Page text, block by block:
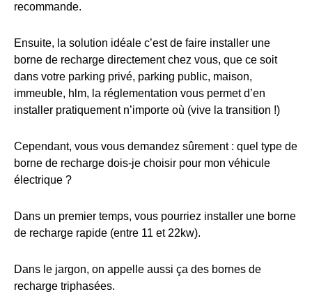
recommande.
Ensuite, la solution idéale c’est de faire installer une
borne de recharge directement chez vous, que ce soit
dans votre parking privé, parking public, maison,
immeuble, hlm, la réglementation vous permet d’en
installer pratiquement n’importe où (vive la transition !)
Cependant, vous vous demandez sûrement : quel type de
borne de recharge dois-je choisir pour mon véhicule
électrique ?
Dans un premier temps, vous pourriez installer une borne
de recharge rapide (entre 11 et 22kw).
Dans le jargon, on appelle aussi ça des bornes de
recharge triphasées.